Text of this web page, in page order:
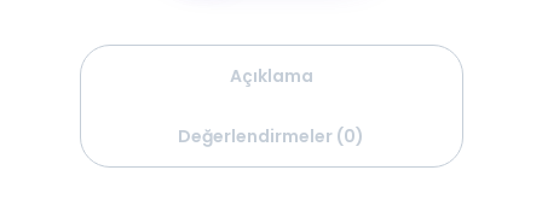
Açıklama
Değerlendirmeler (0)